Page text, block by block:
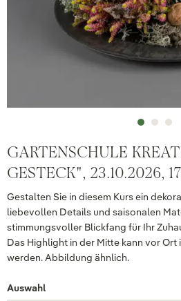
GARTENSCHULE
GESTECK", 23.10.2026,
Gestalten Sie in diesem Kurs ein
liebevollen Details und saisonalen
stimmungsvoller Blickfang für Ihr
Das Highlight in der Mitte kann vor
werden. Abbildung ähnlich.
Auswahl